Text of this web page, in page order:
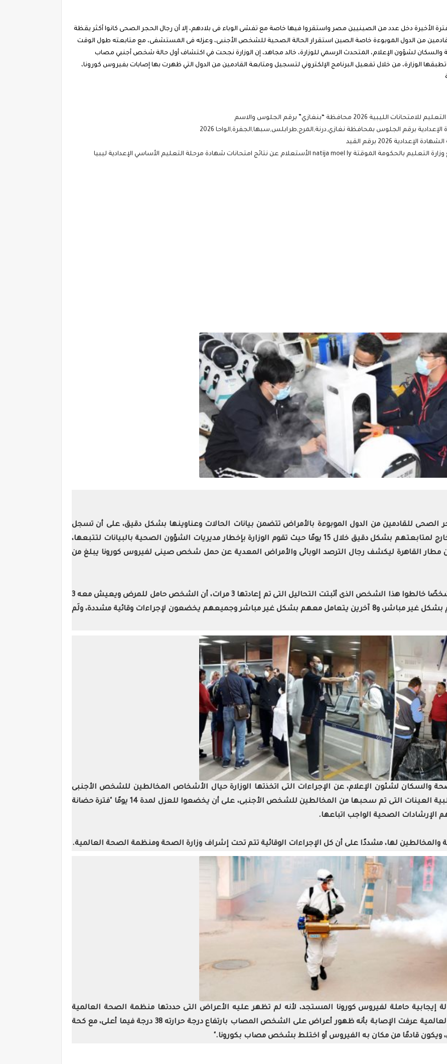
الأخيرة دخل عدد من الصينيين مصر واستقروا فيها خاصة مع تفشى الوباء فى بلادهم، إلا أن رجال الحجر الصحى كانوا أكثر يقظة
من الدول الموبوءة خاصة الصين استقرار الحالة الصحية للشخص الأجنبى، وعزله فى المستشفى، مع متابعته طول الوقت
لشؤون الإعلام، المتحدث الرسمي للوزارة، خالد مجاهد، إن الوزارة نجحت في اكتشاف أول حالة شخص أجنبي مصاب
الوزارة، من خلال تفعيل البرنامج الإلكتروني لتسجيل ومتابعة القادمين من الدول التي ظهرت بها إصابات بفيروس كورونا،
2026 محافظة “بنغازي” برقم الجلوس والاسم
برقم الجلوس بمحافظة نغازي,درنة,المرج,طرابلس,سبها,الجفرة,الواحا 2026
2026 برقم القيد
الصحى للقادمين من الدول الموبوءة بالأمراض تتضمن بيانات الحالات وعناوينها بشكل دقيق، على أن تسجل
هذه البيانات على قاعدة بيانات العائدين من الخارج لمتابعتهم بشكل دقيق خلال 15 يومًا حيث تقوم الوزارة بإخطار مديريات الشؤون الصحية بالبيانات لتتبعها،
مطار القاهرة ليكشف رجال الترصد الوبائى والأمراض المعدية عن حمل شخص صينى لفيروس كورونا يبلغ من
وكشفت وزارة الصحة والسكان عن فحص 17 شخصًا خالطوا هذا الشخص الذى أثبتت التحاليل التى تم إعادتها 3 مرات، أن الشخص حامل للمرض ويعيش معه 3
شباب فى المسكن، و6 أشخاص يتعامل معهم بشكل غير مباشر، و8 آخرين يتعامل معهم بشكل غير مباشر وجميعهم يخضعون لإجراءات وقائية مشددة، ولَم
والسكان لشئون الإعلام، عن الإجراءات التى اتخذتها الوزارة حيال الأشخاص المخالطين للشخص الأجنبى
الحامل لفيروس كورونا المستجد وأشار إلى سلبية العينات التى تم سحبها من المخالطين للشخص الأجنبى، على أن يخضعوا للعزل لمدة 14 يومًا "فترة حضانة
.
والمخالطين لها، مشددًا على أن كل الإجراءات الوقائية تتم تحت إشراف وزارة الصحة ومنظمة الصحة العالمية.
حاملة لفيروس كورونا المستجد، لأنه لم تظهر عليه الأعراض التى حددتها منظمة الصحة العالمية
كإصابة مؤكدة وأضاف مجاهد: "منظمة الصحة العالمية عرفت الإصابة بأنه ظهور أعراض على الشخص المصاب بارتفاع درجة حرارته 38 درجة فيما أعلى، مع كحة
ويكون قادمًا من مكان به الفيروس أو اختلط بشخص مصاب بكورونا".